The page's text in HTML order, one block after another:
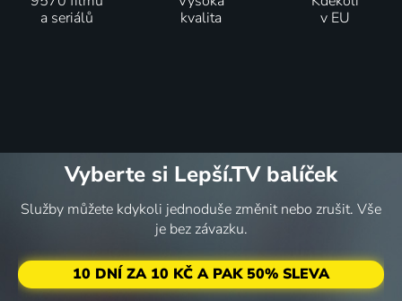
a seriálů
kvalita
v EU
Vyberte si Lepší.TV balíček
Služby můžete kdykoli jednoduše změnit nebo zrušit. Vše
je bez závazku.
10 DNÍ ZA 10 KČ A PAK 50% SLEVA